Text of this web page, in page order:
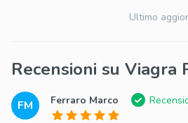
Ultimo
Recensioni su Viagra
FM Ferraro Marco